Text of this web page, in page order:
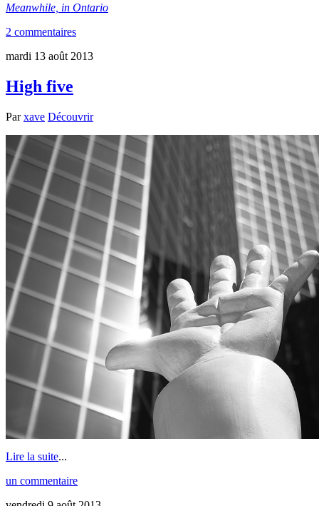
Meanwhile, in Ontario
2 commentaires
mardi 13 août 2013
High five
Parxave Découvrir
Lire la suite...
un commentaire